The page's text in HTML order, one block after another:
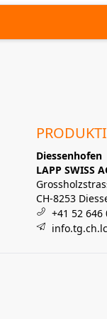
Diessenhofen
LAPP SWISS
CH-8253
+41 52 646